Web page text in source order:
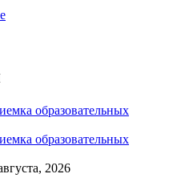
образовательных
образовательных
2026